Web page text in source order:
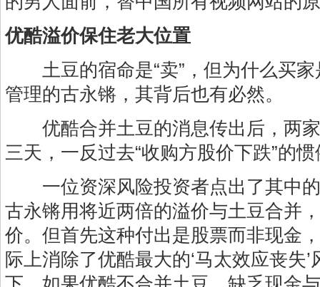
优酷溢价保住老大位置
土豆的宿命是“卖”，但为什么买家
管理的古永锵，其背后也有必然。
优酷合并土豆的消息传出后，两家
三天，一反过去“收购方股价下跌”的
一位资深风险投资者点出了其中的
古永锵用将近两倍的溢价与土豆合并
价。但首先这种付出是股票而非现金
际上消除了优酷最大的‘马太效应丧失